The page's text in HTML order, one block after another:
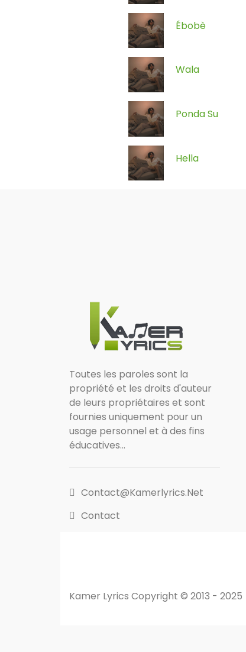
Ébobè
Wala
Ponda Su
Hella
Toutes les paroles sont la
propriété et les droits d'auteur
de leurs propriétaires et sont
fournies uniquement pour un
usage personnel et à des fins
éducatives...
Contact@kamerlyrics.net
Contact
Kamer Lyrics Copyright © 2013 - 2025